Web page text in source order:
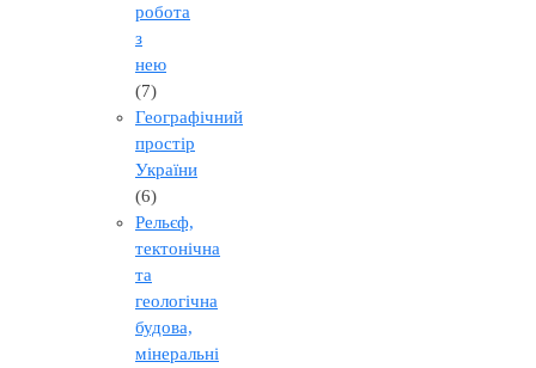
робота
з
нею
(7)
Географічний
простір
України
(6)
Рельєф,
тектонічна
та
геологічна
будова,
мінеральні